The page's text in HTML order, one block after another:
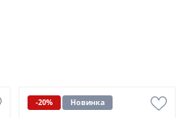
-20% Новинка